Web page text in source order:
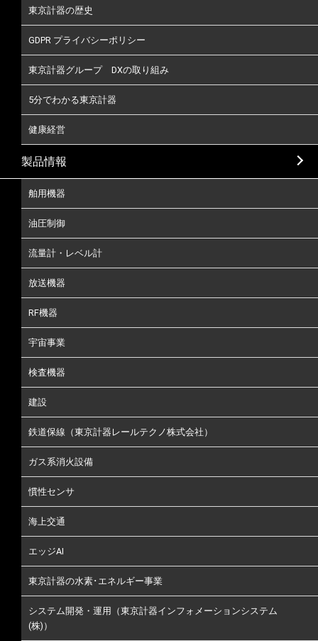
東京計器の歴史
GDPR プライバシーポリシー
東京計器グループ DXの取り組み
5分でわかる東京計器
健康経営
製品情報
舶用機器
油圧制御
流量計・レベル計
放送機器
RF機器
宇宙事業
検査機器
建設
鉄道保線（東京計器レールテクノ株式会社）
ガス系消火設備
慣性センサ
海上交通
エッジAI
東京計器の水素･エネルギー事業
システム開発・運用（東京計器インフォメーションシステム
(株)）